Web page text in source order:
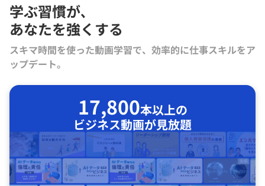
学ぶ習慣が､
あなたを強くする
スキマ時間を使った動画学習で、効率的に仕事スキルをア
ップデート。
17,800本以上の
ビジネス動画が見放題